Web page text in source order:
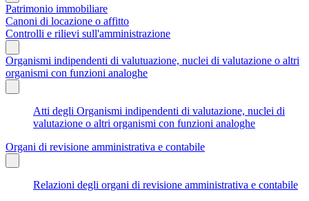
Patrimonio immobiliare
Canoni di locazione o affitto
Controlli e rilievi sull'amministrazione
Organismi indipendenti di valutuazione, nuclei di valutazione o altri
organismi con funzioni analoghe
Atti degli Organismi indipendenti di valutazione, nuclei di
valutazione o altri organismi con funzioni analoghe
Organi di revisione amministrativa e contabile
Relazioni degli organi di revisione amministrativa e contabile